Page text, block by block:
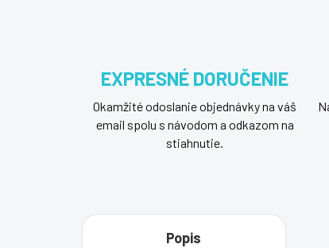
EXPRESNÉ DORUČENIE
Okamžité odoslanie objednávky na váš
email spolu s návodom a odkazom na
stiahnutie.
Popis